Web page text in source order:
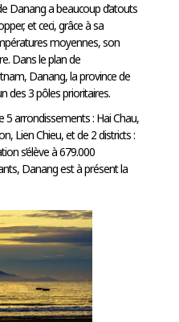
Danang a beaucoup d’atouts
et ceci, grâce à sa
moyennes, son
Dans le plan de
Danang, la province de
des 3 pôles prioritaires.
5 arrondissements : Hai Chau,
Lien Chieu, et de 2 districts :
s’élève à 679.000
Danang est à présent la